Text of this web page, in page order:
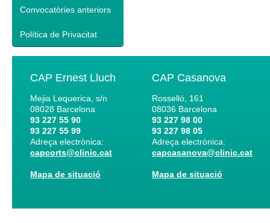
Convocatòries anteriors
Política de Privacitat
CAP Ernest Lluch
Mejia Lequerica, s/n
08028 Barcelona
93 227 55 90
93 227 55 99
Adreça electrònica:
capcorts@clinic.cat
Mapa de situació
CAP Casanova
Rosselló, 161
08036 Barcelona
93 227 98 00
93 227 98 05
Adreça electrònica:
capcasanova@clinic.cat
Mapa de situació